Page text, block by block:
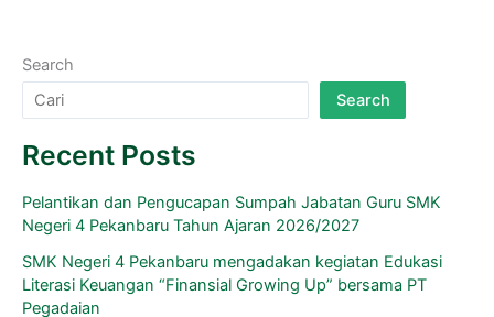
Search
Search
Recent Posts
Pelantikan dan Pengucapan Sumpah Jabatan Guru SMK
Negeri 4 Pekanbaru Tahun Ajaran 2026/2027
SMK Negeri 4 Pekanbaru mengadakan kegiatan Edukasi
Literasi Keuangan “Finansial Growing Up” bersama PT
Pegadaian